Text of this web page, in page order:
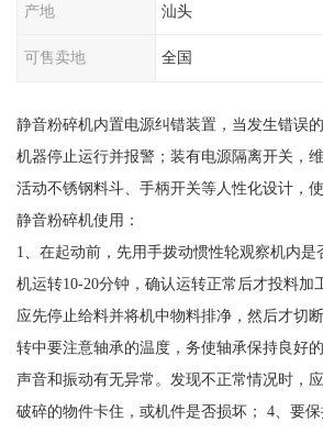
产地 汕头
可售卖地 全国
静音粉碎机内置电源纠错装置，当发生错误
机器停止运行并报警；装有电源隔离开关，
活动不锈钢料斗、手柄开关等人性化设计，
静音粉碎机使用：
1、在起动前，先用手拨动惯性轮观察机内
机运转10-20分钟，确认运转正常后才投料加
应先停止给料并将机中物料排净，然后才切
转中要注意轴承的温度，务使轴承保持良好
声音和振动有无异常。发现不正常情况时，
破碎的物件卡住，或机件是否损坏； 4、要保